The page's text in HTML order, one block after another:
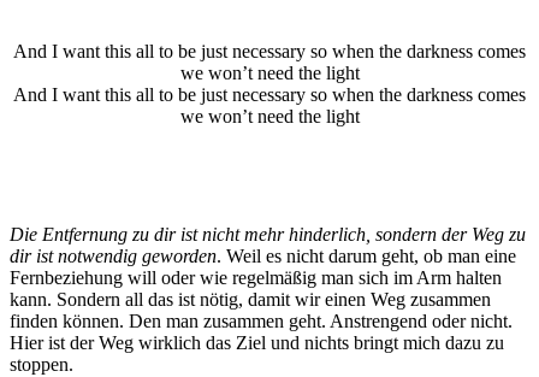
And I want this all to be just necessary so when the darkness comes
we won’t need the light
And I want this all to be just necessary so when the darkness comes
we won’t need the light
Die Entfernung zu dir ist nicht mehr hinderlich, sondern der Weg zu
dir ist notwendig geworden. Weil es nicht darum geht, ob man eine
Fernbeziehung will oder wie regelmäßig man sich im Arm halten
kann. Sondern all das ist nötig, damit wir einen Weg zusammen
finden können. Den man zusammen geht. Anstrengend oder nicht.
Hier ist der Weg wirklich das Ziel und nichts bringt mich dazu zu
stoppen.